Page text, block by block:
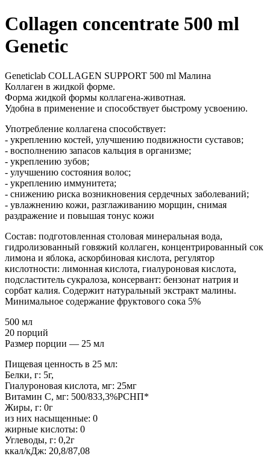
Collagen concentrate 500 ml
Genetic
Geneticlab COLLAGEN SUPPORT 500 ml Малина
Коллаген в жидкой форме.
Форма жидкой формы коллагена-животная.
Удобна в применение и способствует быстрому усвоению.
Употребление коллагена способствует:
- укреплению костей, улучшению подвижности суставов;
- восполнению запасов кальция в организме;
- укреплению зубов;
- улучшению состояния волос;
- укреплению иммунитета;
- снижению риска возникновения сердечных заболеваний;
- увлажнению кожи, разглаживанию морщин, снимая
раздражение и повышая тонус кожи
Состав: подготовленная столовая минеральная вода,
гидролизованный говяжий коллаген, концентрированный сок
лимона и яблока, аскорбиновая кислота, регулятор
кислотности: лимонная кислота, гиалуроновая кислота,
подсластитель сукралоза, консервант: бензонат натрия и
сорбат калия. Содержит натуральный экстракт малины.
Минимальное содержание фруктового сока 5%
500 мл
20 порций
Размер порции — 25 мл
Пищевая ценность в 25 мл:
Белки, г: 5г,
Гиалуроновая кислота, мг: 25мг
Витамин С, мг: 500/833,3%РСНП*
Жиры, г: 0г
из них насыщенные: 0
жирные кислоты: 0
Углеводы, г: 0,2г
ккал/кДж: 20,8/87,08